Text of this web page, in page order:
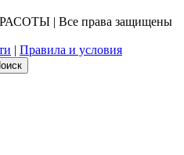
| Все права защищены
| Правила и условия